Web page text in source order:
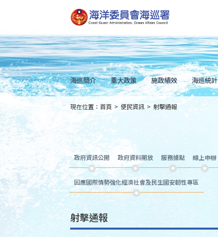
到
主
內
容
Skip
to
main
content
海巡簡介 重大政策 施政績效 海巡統計
::: 現在位置： 首頁 > 便民資訊 > 射擊通報
政府資訊公開 政府資料開放 服務據點 線上申辦
因應國際情勢強化經濟社會及民生國安韌性專區
射擊通報